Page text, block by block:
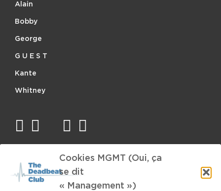
Cookies MGMT (Oui, ça
se dit
« Management »)
Alain
Bobby
George
G U E S T
Kante
Whitney
facebook
twitter
mail instagram
David Hasselhoff Bob Dylan Unstain